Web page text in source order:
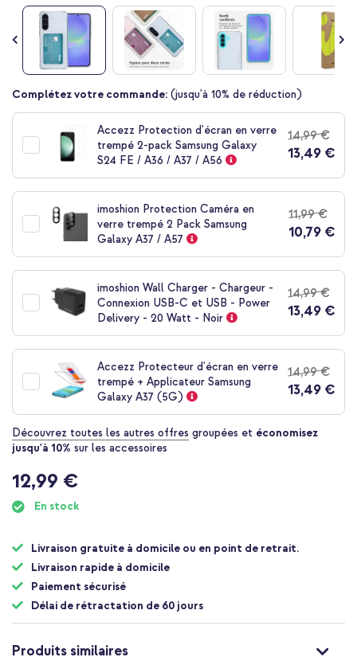
Passer
de
Complétez votre commande: (jusqu'à 10% de réduction)
Accezz Protection d'écran en verre
trempé 2-pack Samsung Galaxy
S24 FE / A36 / A37 / A56
14,99 €
13,49 €
imoshion Protection Caméra en
verre trempé 2 Pack Samsung
Galaxy A37 / A57
11,99 €
10,79 €
imoshion Wall Charger - Chargeur -
Connexion USB-C et USB - Power
Delivery - 20 Watt - Noir
14,99 €
13,49 €
Accezz Protecteur d'écran en verre
trempé + Applicateur Samsung
Galaxy A37 (5G)
14,99 €
13,49 €
Découvrez toutes les autres offres groupées et économisez
jusqu'à 10% sur les accessoires
12,99 €
En stock
Livraison gratuite à domicile ou en point de retrait.
Livraison rapide à domicile
Paiement sécurisé
Délai de rétractation de 60 jours
Produits similaires